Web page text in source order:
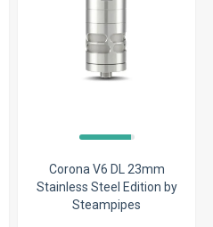
Corona V6 DL 23mm
Stainless Steel Edition by
Steampipes